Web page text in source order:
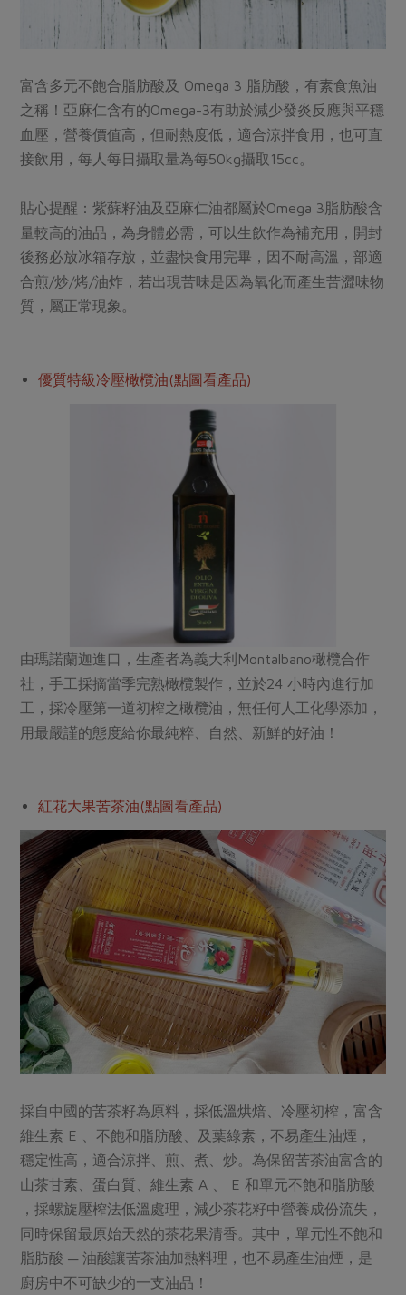
富含多元不飽合脂肪酸及 Omega 3 脂肪酸，有素食魚油
之稱！亞麻仁含有的Omega-3有助於減少發炎反應與平穩
血壓，營養價值高，但耐熱度低，適合涼拌食用，也可直
接飲用，每人每日攝取量為每50kg攝取15cc。
貼心提醒：紫蘇籽油及亞麻仁油都屬於Omega 3脂肪酸含
量較高的油品，為身體必需，可以生飲作為補充用，開封
後務必放冰箱存放，並盡快食用完畢，因不耐高溫，部適
合煎/炒/烤/油炸，若出現苦味是因為氧化而產生苦澀味物
質，屬正常現象。
優質特級冷壓橄欖油(點圖看產品)
由瑪諾蘭迦進口，生產者為義大利Montalbano橄欖合作
社，手工採摘當季完熟橄欖製作，並於24 小時內進行加
工，採冷壓第一道初榨之橄欖油，無任何人工化學添加，
用最嚴謹的態度給你最純粹、自然、新鮮的好油！
紅花大果苦茶油(點圖看產品)
採自中國的苦茶籽為原料，採低溫烘焙、冷壓初榨，富含
維生素 E 、不飽和脂肪酸、及葉綠素，不易產生油煙，
穩定性高，適合涼拌、煎、煮、炒。為保留苦茶油富含的
山茶甘素、蛋白質、維生素 A 、 E 和單元不飽和脂肪酸
，採螺旋壓榨法低溫處理，減少茶花籽中營養成份流失，
同時保留最原始天然的茶花果清香。其中，單元性不飽和
脂肪酸 ─ 油酸讓苦茶油加熱料理，也不易產生油煙，是
廚房中不可缺少的一支油品！